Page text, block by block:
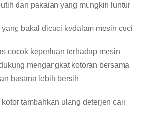
dan pakaian yang mungkin luntur
bakal dicuci kedalam mesin cuci
cocok keperluan terhadap mesin
mengangkat kotoran bersama
busana lebih bersih
tambahkan ulang deterjen cair